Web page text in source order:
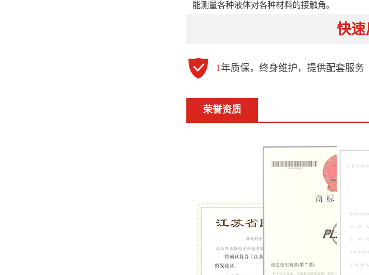
能测量各种液体对各种材料的接触角。
快速
1年质保，终身维护，提供配套服务
荣誉资质